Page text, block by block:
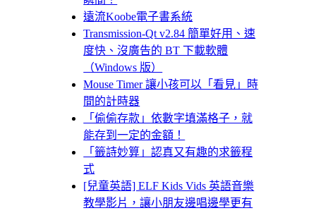
遠流Koobe電子書系統
Transmission-Qt v2.84 簡單好用、速
度快、沒廣告的 BT 下載軟體
（Windows 版）
Mouse Timer 讓小孩可以「看見」時
間的計時器
「偷偷存款」依數字填滿格子，就
能存到一定的金額！
「籤詩妙算」認真又有趣的求籤程
式
[兒童英語] ELF Kids Vids 英語音樂
教學影片，讓小朋友邊唱邊學更有